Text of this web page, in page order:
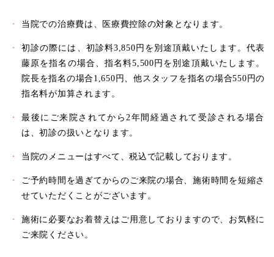
当院での治療費は、医療費控除の対象となります。
初診の際には、初診料3,850円を別途頂戴いたします。代表
藤原を指名の場合、指名料5,500円を別途頂戴いたします。
院長を指名の場合1,650円、他スタッフを指名の場合550円の
指名料が加算されます。
最後にご来院されてから2年間経過されて受診される場合
は、初診の扱いとなります。
当院のメニューはすべて、税込で記載しております。
ご予約時間を過ぎてからのご来院の場合、施術時間を短縮さ
せていただくことがございます。
施術に必要なお着替えはご用意しておりますので、お気軽に
ご来院ください。